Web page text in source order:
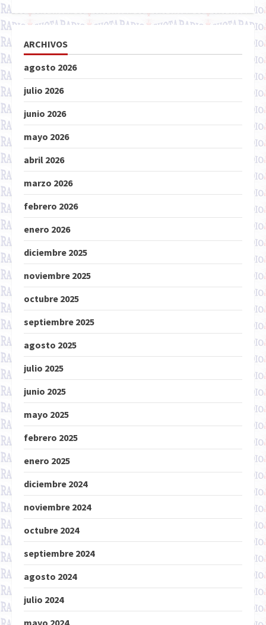
ARCHIVOS
agosto 2026
julio 2026
junio 2026
mayo 2026
abril 2026
marzo 2026
febrero 2026
enero 2026
diciembre 2025
noviembre 2025
octubre 2025
septiembre 2025
agosto 2025
julio 2025
junio 2025
mayo 2025
febrero 2025
enero 2025
diciembre 2024
noviembre 2024
octubre 2024
septiembre 2024
agosto 2024
julio 2024